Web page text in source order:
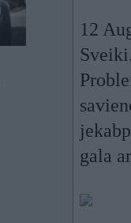
12
gala